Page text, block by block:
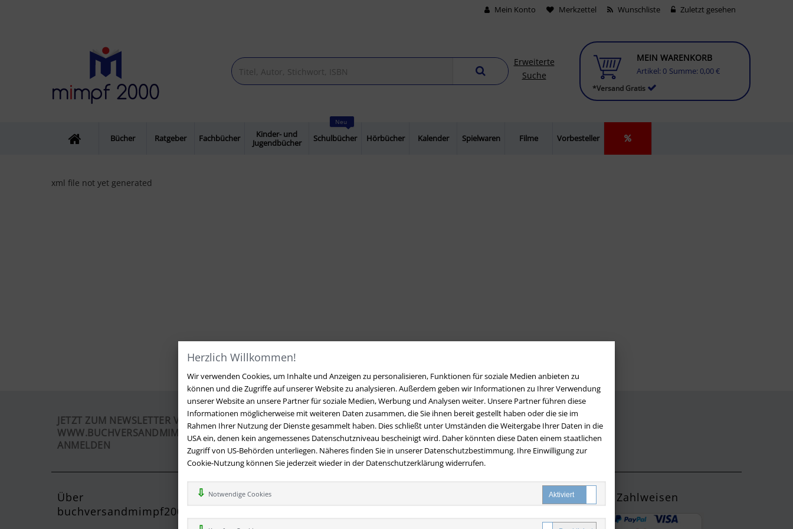
Herzlich Willkommen!
Wir verwenden Cookies, um Inhalte und Anzeigen zu personalisieren, Funktionen für soziale Medien anbieten zu
können und die Zugriffe auf unserer Website zu analysieren. Außerdem geben wir Informationen zu Ihrer Verwendung
unserer Website an unsere Partner für soziale Medien, Werbung und Analysen weiter. Unsere Partner führen diese
Informationen möglicherweise mit weiteren Daten zusammen, die Sie ihnen bereit gestellt haben oder die sie im
Rahmen Ihrer Nutzung der Dienste gesammelt haben. Dies schließt unter Umständen die Weitergabe Ihrer Daten in die
USA ein, denen kein angemessenes Datenschutzniveau bescheinigt wird. Daher könnten diese Daten einem staatlichen
Zugriff von US-Behörden unterliegen. Näheres finden Sie in unserer Datenschutzbestimmung. Ihre Einwilligung zur
Cookie-Nutzung können Sie jederzeit wieder in der Datenschutzerklärung widerrufen.
Notwendige Cookies
Mein Konto Merkzettel Wunschliste Zuletzt gesehen
Erweiterte
Suche
*Versand Gratis
MEIN WARENKORB
Artikel: 0 Summe: 0,00 €
Bücher Ratgeber Fachbücher
Kinder- und
Jugendbücher
Neu
Schulbücher Hörbücher Kalender Spielwaren Filme Vorbesteller
xml file not yet generated
JETZT ZUM NEWSLETTER VON
WWW.BUCHVERSANDMIMPF2000.DE
ANMELDEN
LOS
Über
buchversandmimpf2000.de
Kontakt Zahlweisen